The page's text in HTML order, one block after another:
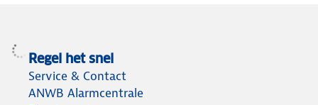
Regel het snel
Service & Contact
ANWB Alarmcentrale